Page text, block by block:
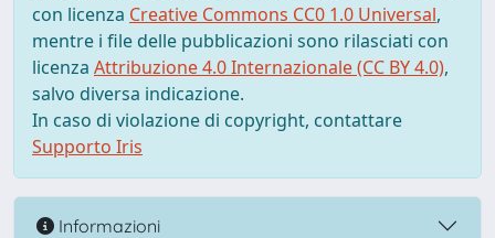
con licenza Creative Commons CC0 1.0 Universal,
mentre i file delle pubblicazioni sono rilasciati con
licenza Attribuzione 4.0 Internazionale (CC BY 4.0),
salvo diversa indicazione.
In caso di violazione di copyright, contattare
Supporto Iris
Informazioni